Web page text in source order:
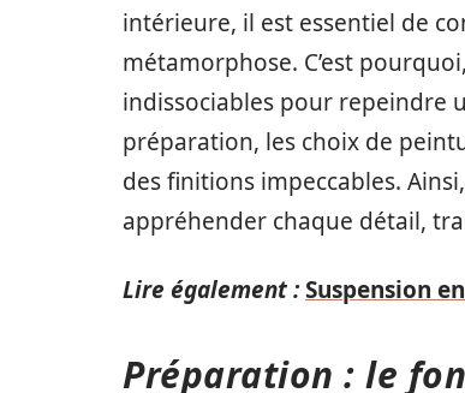
intérieure, il est essentiel de
métamorphose. C’est
indissociables pour repeindre
préparation, les choix de
des finitions impeccables.
appréhender chaque détail,
Lire également :Suspension
Préparation : le